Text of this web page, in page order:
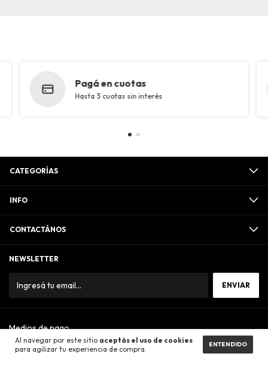
Al navegar por este sitio aceptás el uso de cookies
para agilizar tu experiencia de compra.
ENTENDIDO
Pagá en cuotas
Hasta 3 cuotas sin interés
CATEGORÍAS
INFO
CONTACTÁNOS
NEWSLETTER
Medios de pago